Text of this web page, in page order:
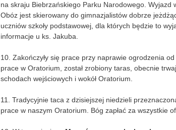
na skraju Biebrzańskiego Parku Narodowego. Wyjazd
Obóz jest skierowany do gimnazjalistów dobrze
uczniów szkoły podstawowej, dla których będzie to
informacje u ks. Jakuba.
10. Zakończyły się prace przy naprawie ogrodzenia
prace w Oratorium, został zrobiony taras, obecnie
schodach wejściowych i wokół Oratorium.
11. Tradycyjnie taca z dzisiejszej niedzieli
prace w naszym Oratorium. Bóg zapłać za wszystkie